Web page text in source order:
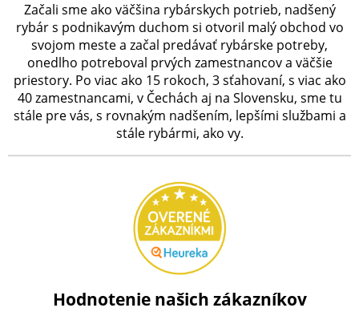
Začali sme ako väčšina rybárskych potrieb, nadšený
rybár s podnikavým duchom si otvoril malý obchod vo
svojom meste a začal predávať rybárske potreby,
onedlho potreboval prvých zamestnancov a väčšie
priestory. Po viac ako 15 rokoch, 3 sťahovaní, s viac ako
40 zamestnancami, v Čechách aj na Slovensku, sme tu
stále pre vás, s rovnakým nadšením, lepšími službami a
stále rybármi, ako vy.
Hodnotenie našich zákazníkov